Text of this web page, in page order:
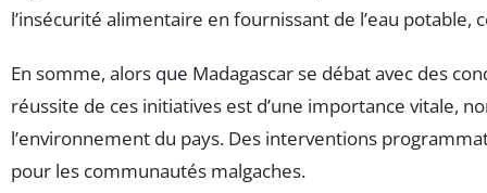
l’insécurité alimentaire en fournissant de l’eau
En somme, alors que Madagascar se débat avec des
réussite de ces initiatives est d’une importance vitale,
l’environnement du pays. Des interventions
pour les communautés malgaches.